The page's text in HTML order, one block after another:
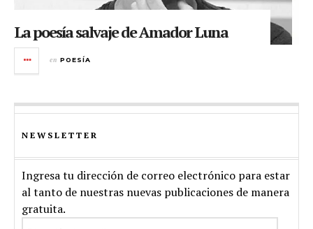
La poesía salvaje de Amador Luna
en POESÍA
NEWSLETTER
Ingresa tu dirección de correo electrónico para estar
al tanto de nuestras nuevas publicaciones de manera
gratuita.